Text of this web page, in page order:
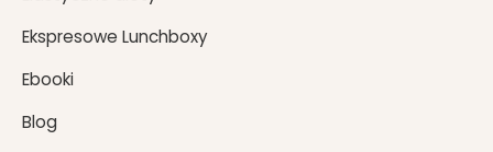
Ekspresowe Lunchboxy
Ebooki
Blog